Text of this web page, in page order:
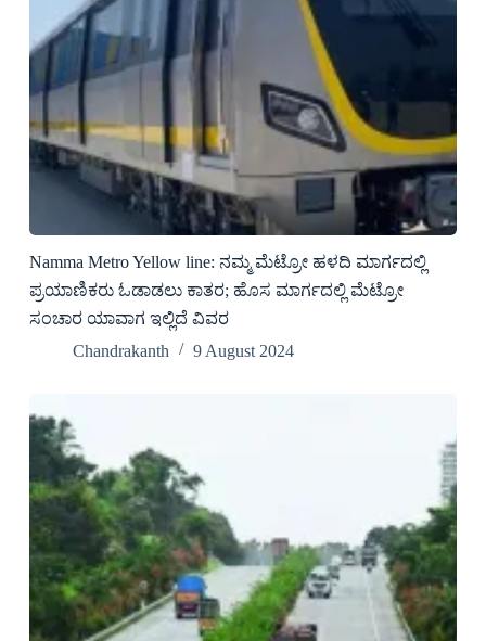
Namma Metro Yellow line: ನಮ್ಮ ಮೆಟ್ರೋ ಹಳದಿ ಮಾರ್ಗದಲ್ಲಿ
ಪ್ರಯಾಣಿಕರು ಓಡಾಡಲು ಕಾತರ; ಹೊಸ ಮಾರ್ಗದಲ್ಲಿ ಮೆಟ್ರೋ
ಸಂಚಾರ ಯಾವಾಗ ಇಲ್ಲಿದೆ ವಿವರ
Chandrakanth
9 August 2024